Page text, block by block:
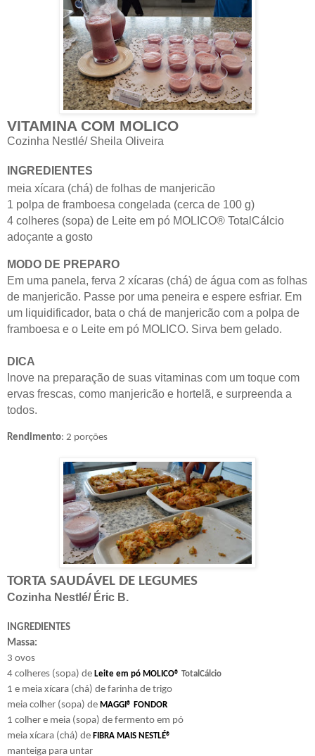
VITAMINA COM MOLICO
Cozinha Nestlé/ Sheila Oliveira
INGREDIENTES
meia xícara (chá) de folhas de manjericão
1 polpa de framboesa congelada (cerca de 100 g)
4 colheres (sopa) de Leite em pó MOLICO® TotalCálcio
adoçante a gosto
MODO DE PREPARO
Em uma panela, ferva 2 xícaras (chá) de água com as folhas
de manjericão. Passe por uma peneira e espere esfriar. Em
um liquidificador, bata o chá de manjericão com a polpa de
framboesa e o Leite em pó MOLICO. Sirva bem gelado.
DICA
Inove na preparação de suas vitaminas com um toque com
ervas frescas, como manjericão e hortelã, e surpreenda a
todos.
Rendimento: 2 porções
TORTA SAUDÁVEL DE LEGUMES
Cozinha Nestlé/ Éric B.
INGREDIENTES
Massa:
3 ovos
4 colheres (sopa) de Leite em pó MOLICO® TotalCálcio
1 e meia xícara (chá) de farinha de trigo
meia colher (sopa) de MAGGI® FONDOR
1 colher e meia (sopa) de fermento em pó
meia xícara (chá) de FIBRA MAIS NESTLÉ®
manteiga para untar